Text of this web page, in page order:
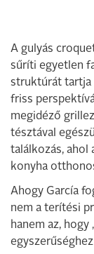
A gulyás
sűríti egyetlen
struktúrát tartja
friss
megidéző
tésztával
találkozás, ahol
konyha
Ahogy García
nem a terítési
hanem az,